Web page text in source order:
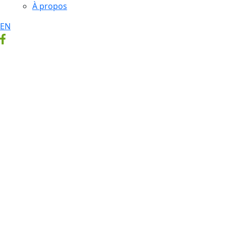
À propos
EN